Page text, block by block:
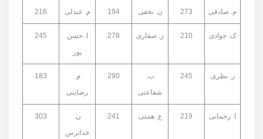
م. صادقی 273 ن. نجفی 194 م. عبدلی 216
ک. جوادی 210 ز. صفاری 278
ا. حسن
پور
245
ر. نظری 245
ب.
شفاعتی
290
م.
رضایتی
183
ا. رحمانی 219 ع. همتی 241
ن.
خداترس
303